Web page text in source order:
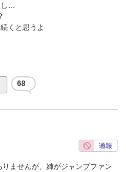
し…
くと思うよ
68
ませんが、姉がジャンプファン